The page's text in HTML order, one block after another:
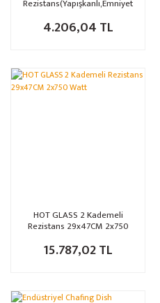
Rezistans(Yapışkanlı,Emniyet
650 Watt
4.206,04 TL
HOT GLASS 2 Kademeli
Rezistans 29x47CM 2x750
15.787,02 TL